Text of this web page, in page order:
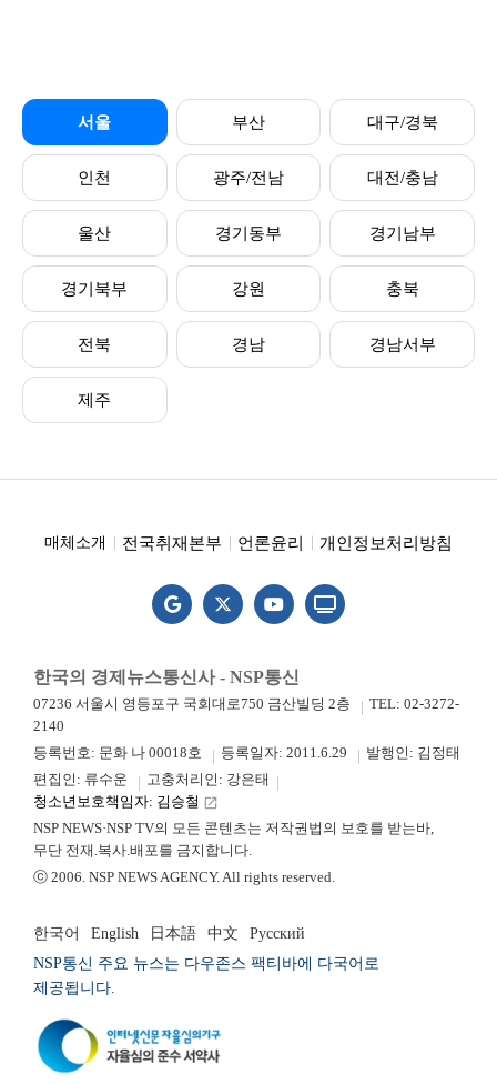
서울 부산 대구/경북
인천 광주/전남 대전/충남
울산 경기동부 경기남부
경기북부 강원 충북
전북 경남 경남서부
제주
매체소개 전국취재본부 언론윤리 개인정보처리방침
한국의 경제뉴스통신사 - NSP통신
07236 서울시 영등포구 국회대로750 금산빌딩 2층
TEL: 02-3272-
2140
등록번호: 문화 나 00018호
등록일자: 2011.6.29
발행인: 김정태
편집인: 류수운
고충처리인: 강은태
청소년보호책임자: 김승철 launch
NSP NEWS·NSP TV의 모든 콘텐츠는 저작권법의 보호를 받는바,
무단 전재.복사.배포를 금지합니다.
ⓒ 2006. NSP NEWS AGENCY. All rights reserved.
한국어 English 日本語 中文
Русский
NSP통신 주요 뉴스는 다우존스 팩티바에 다국어로
제공됩니다.